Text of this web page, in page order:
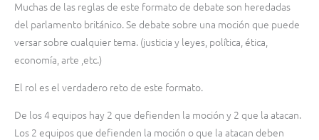
Muchas de las reglas de este formato de debate son heredadas
del parlamento británico. Se debate sobre una moción que puede
versar sobre cualquier tema. (justicia y leyes, política, ética,
economía, arte ,etc.)
El rol es el verdadero reto de este formato.
De los 4 equipos hay 2 que defienden la moción y 2 que la atacan.
Los 2 equipos que defienden la moción o que la atacan deben